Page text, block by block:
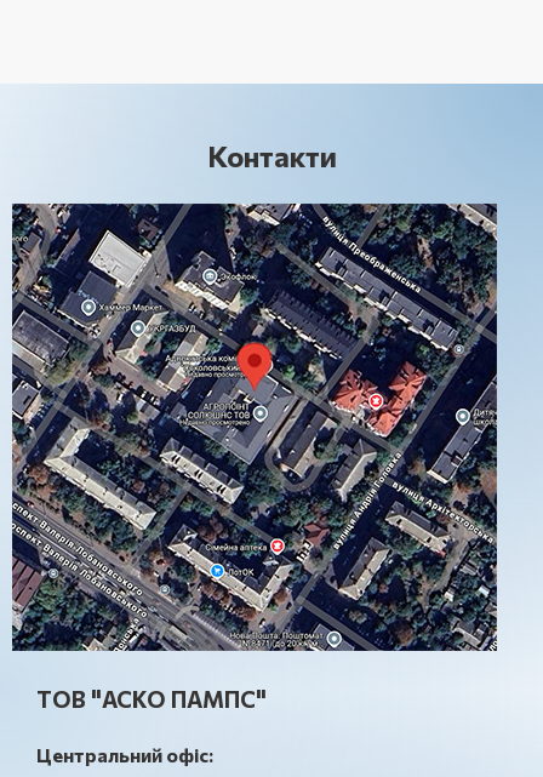
Контакти
ТОВ "АСКО ПАМПС"
Центральний офіс: